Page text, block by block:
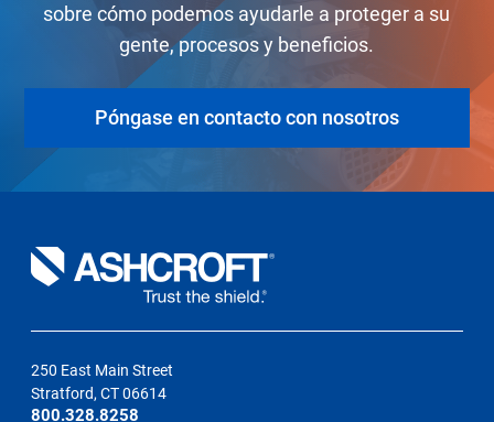
sobre cómo podemos ayudarle a proteger a su
gente, procesos y beneficios.
Póngase en contacto con nosotros
250 East Main Street
Stratford, CT 06614
800.328.8258